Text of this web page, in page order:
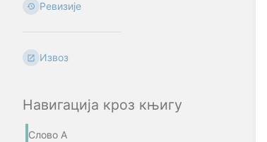
Ревизије
Извоз
Навигација кроз књигу
Слово А